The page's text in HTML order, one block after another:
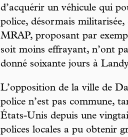
d’acquérir un véhicule qui
police, désormais
MRAP, proposant par
soit moins effrayant, n’ont
donné soixante jours à
L’opposition de la ville de
police n’est pas commune,
États-Unis depuis une
polices locales a pu obtenir